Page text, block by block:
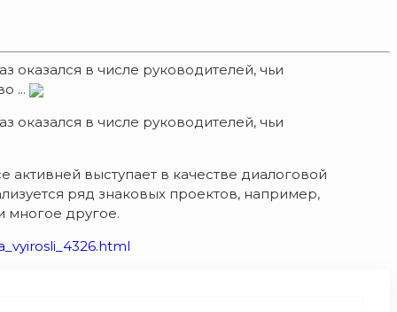
оказался в числе руководителей, чьи
...
оказался в числе руководителей, чьи
выступает в качестве диалоговой
ряд знаковых проектов, например,
многое другое.